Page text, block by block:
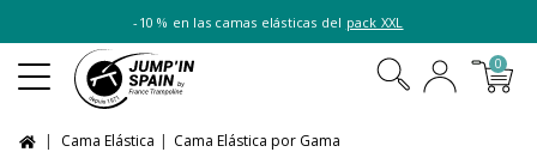
-10 % en las camas elásticas del pack XXL
0
Cama Elástica Cama Elástica por Gama